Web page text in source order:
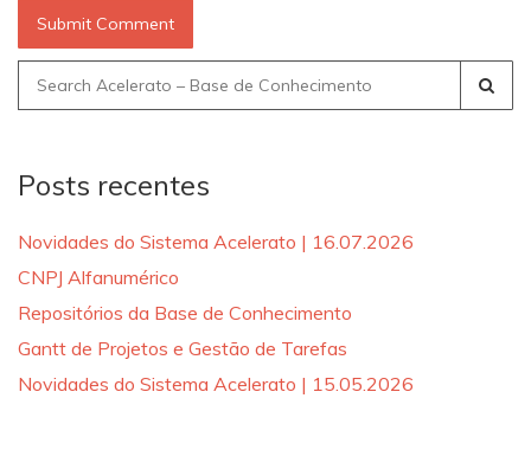
Search
for:
Posts recentes
Novidades do Sistema Acelerato | 16.07.2026
CNPJ Alfanumérico
Repositórios da Base de Conhecimento
Gantt de Projetos e Gestão de Tarefas
Novidades do Sistema Acelerato | 15.05.2026